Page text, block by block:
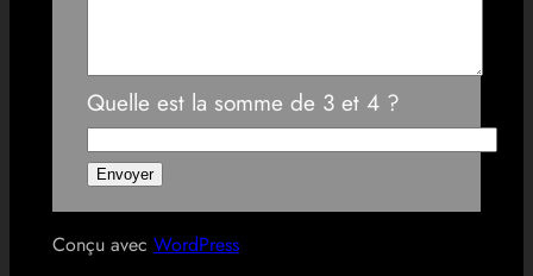
Quelle est la somme de 3 et 4 ?
Conçu avec WordPress